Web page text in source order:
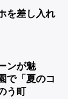
を差し入れ
ンが魅
で「夏のコ
う町